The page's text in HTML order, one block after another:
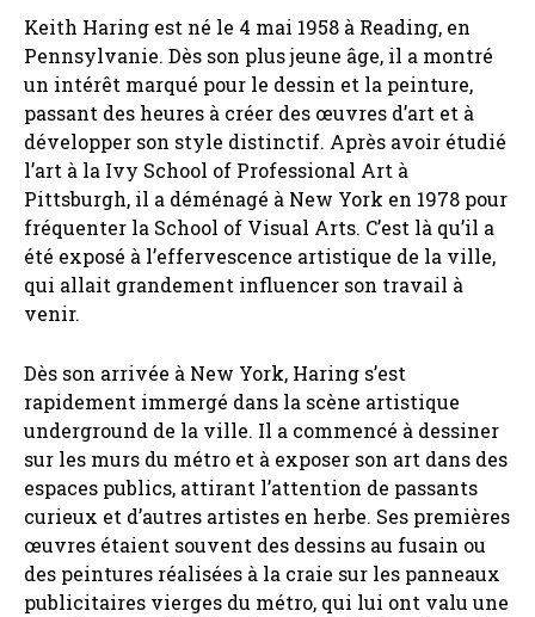
Keith Haring est né le 4 mai 1958 à Reading, en
Pennsylvanie. Dès son plus jeune âge, il a montré
un intérêt marqué pour le dessin et la peinture,
passant des heures à créer des œuvres d’art et à
développer son style distinctif. Après avoir étudié
l’art à la Ivy School of Professional Art à
Pittsburgh, il a déménagé à New York en 1978 pour
fréquenter la School of Visual Arts. C’est là qu’il a
été exposé à l’effervescence artistique de la ville,
qui allait grandement influencer son travail à
venir.
Dès son arrivée à New York, Haring s’est
rapidement immergé dans la scène artistique
underground de la ville. Il a commencé à dessiner
sur les murs du métro et à exposer son art dans des
espaces publics, attirant l’attention de passants
curieux et d’autres artistes en herbe. Ses premières
œuvres étaient souvent des dessins au fusain ou
des peintures réalisées à la craie sur les panneaux
publicitaires vierges du métro, qui lui ont valu une